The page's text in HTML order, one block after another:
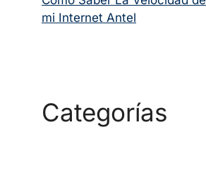
mi Internet Antel
Categorías